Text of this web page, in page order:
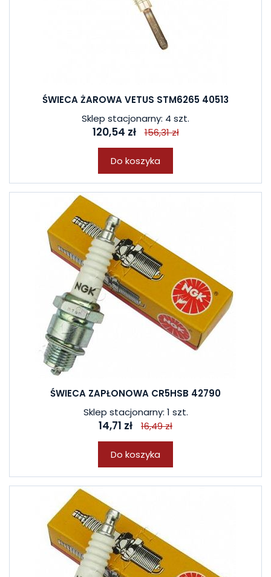
ŚWIECA ŻAROWA VETUS STM6265 40513
Sklep stacjonarny: 4 szt.
120,54 zł 156,31 zł
Do koszyka
ŚWIECA ZAPŁONOWA CR5HSB 42790
Sklep stacjonarny: 1 szt.
14,71 zł 16,49 zł
Do koszyka